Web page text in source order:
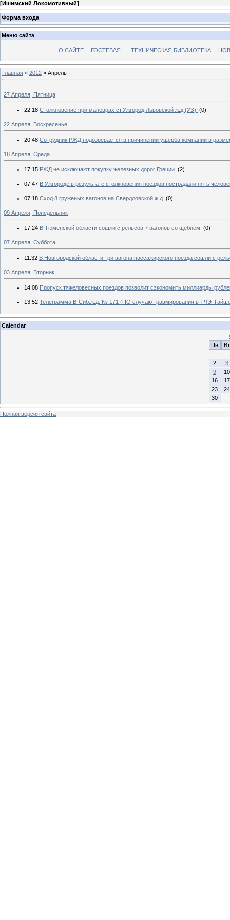
[Ишимский Локомотивный]
Форма входа
Меню сайта
О САЙТЕ. ГОСТЕВАЯ... ТЕХНИЧЕСКАЯ БИБЛИОТЕКА.
Главная » 2012 » Апрель
27 Апреля, Пятница
22:18 Столкновение при маневрах ст.Ужгород Львовской ж.д.(УЗ). (0)
22 Апреля, Воскресенье
20:48 Сотрудник РЖД подозревается в причинении ущерба компании в
18 Апреля, Среда
17:15 РЖД не исключают покупку железных дорог Греции. (2)
07:47 В Ужгороде в результате столкновения поездов пострадали пять
07:18 Сход 8 груженых вагонов на Свердловской ж.д. (0)
09 Апреля, Понедельник
17:24 В Тюменской области сошли с рельсов 7 вагонов со щебнем. (0)
07 Апреля, Суббота
11:32 В Новгородской области три вагона пассажирского поезда сошли с
03 Апреля, Вторник
14:08 Пропуск тяжеловесных поездов позволит сэкономить миллиарды
13:52 Телеграмма В-Сиб.ж.д. № 171 (ПО случаю травмирования в ТЧЭ-
Calendar
Пн
Вт
2
3
9
10
16
17
23
24
30
Полная версия сайта